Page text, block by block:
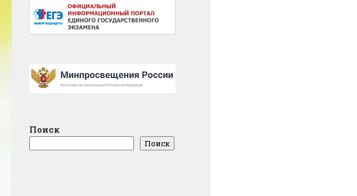
Поиск
Поиск